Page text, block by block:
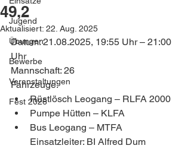
Jugend
Übungen
Bewerbe
Veranstaltungen
Fest 2026
49,2
Aktualisiert: 22. Aug. 2025
Datum: 21.08.2025, 19:55 Uhr – 21:00
Uhr
Mannschaft: 26
Fahrzeuge:
Rüstlösch Leogang – RLFA 2000
Pumpe Hütten – KLFA
Bus Leogang – MTFA
Einsatzleiter: BI Alfred Dum